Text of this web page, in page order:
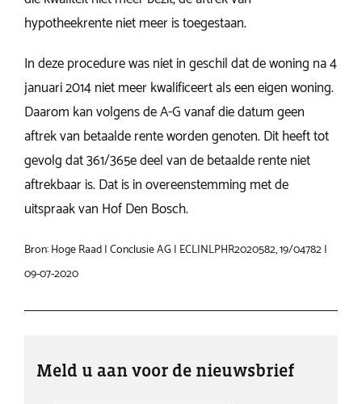
Meld u aan voor de nieuwsbrief
hypotheekrente niet meer is toegestaan.
In deze procedure was niet in geschil dat de woning na 4
januari 2014 niet meer kwalificeert als een eigen woning.
Daarom kan volgens de A-G vanaf die datum geen
aftrek van betaalde rente worden genoten. Dit heeft tot
gevolg dat 361/365e deel van de betaalde rente niet
aftrekbaar is. Dat is in overeenstemming met de
uitspraak van Hof Den Bosch.
Bron: Hoge Raad | Conclusie AG | ECLINLPHR2020582, 19/04782 |
09-07-2020